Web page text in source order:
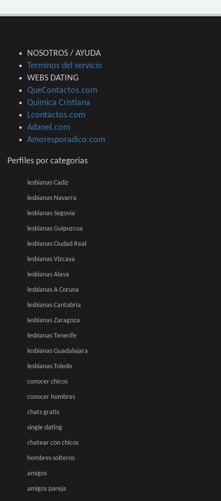
NOSOTROS / AYUDA
Terminos del servicio
WEBS DATING
QueContactos.com
Quimica Cristiana
Lcontactos.com
Adanel.com
Amoresporadico.com
Perfiles por categorias
lesbianas Cadiz
lesbianas Navarra
lesbianas Segovia
lesbianas Guipuzcoa
lesbianas Ciudad Real
lesbianas Vizcaya
lesbianas Alava
lesbianas A Coruna
lesbianas Cantabria
lesbianas Zaragoza
lesbianas Tenerife
lesbianas Guadalajara
lesbianas Toledo
conocer chicos
conocer hombres
chats gratis
single dating
chatear con chicos
hombres solteros
amigos
amigos pareja